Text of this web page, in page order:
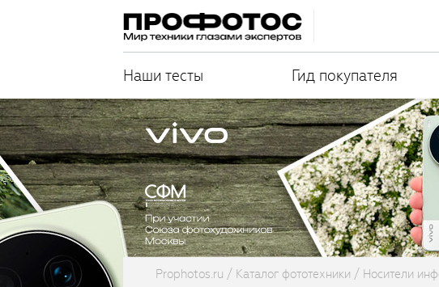
Наши тесты Гид покупателя
Prophotos.ru Каталог фототехники Носители